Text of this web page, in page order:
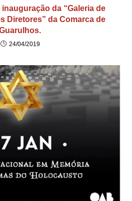
da “Galeria de
Diretores” da Comarca de
24/04/2019